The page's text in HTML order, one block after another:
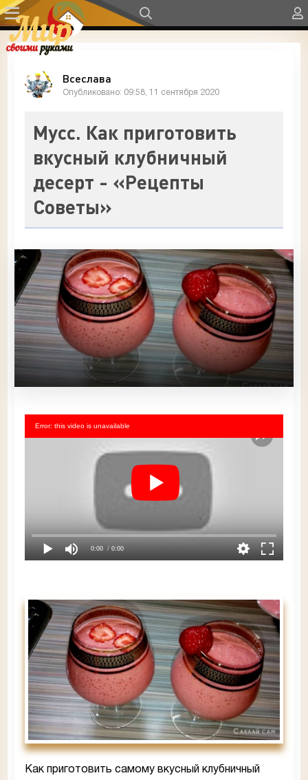
Всеслава
Опубликовано: 09:58, 11 сентября 2020
Мусс. Как приготовить
вкусный клубничный
десерт - «Рецепты
Советы»
0:00 / 0:00
Error: this video is unavailable
Как приготовить самому вкусный клубничный